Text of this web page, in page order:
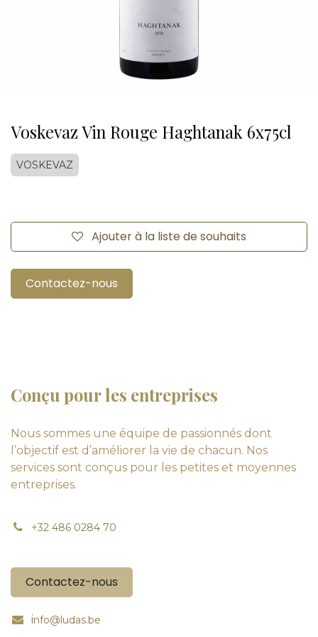
Voskevaz Vin Rouge Haghtanak 6x75cl
VOSKEVAZ
Ajouter à la liste de souhaits
Contactez-nous
Conçu pour les entreprises
Nous sommes une équipe de passionnés dont
l’objectif est d’améliorer la vie de chacun. Nos
services sont conçus pour les petites et moyennes
entreprises.
+32 486 0284 70
Contactez-nous
info@ludas.be